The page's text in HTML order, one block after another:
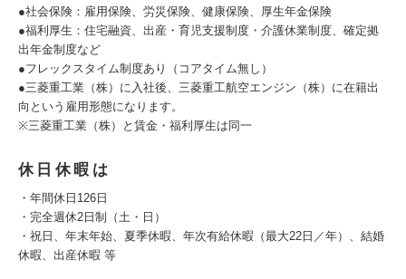
●社会保険：雇用保険、労災保険、健康保険、厚生年金保険
●福利厚生：住宅融資、出産・育児支援制度・介護休業制度、確定拠
出年金制度など
●フレックスタイム制度あり（コアタイム無し）
●三菱重工業（株）に入社後、三菱重工航空エンジン（株）に在籍出
向という雇用形態になります。
※三菱重工業（株）と賃金・福利厚生は同一
休日休暇は
・年間休日126日
・完全週休2日制（土・日）
・祝日、年末年始、夏季休暇、年次有給休暇（最大22日／年）、結婚
休暇、出産休暇 等